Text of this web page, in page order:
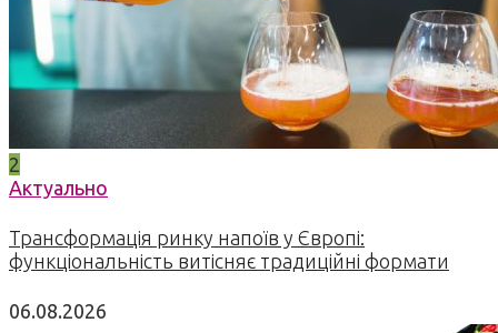
2
Актуально
Трансформація ринку напоїв у Європі:
функціональність витісняє традиційні формати
06.08.2026